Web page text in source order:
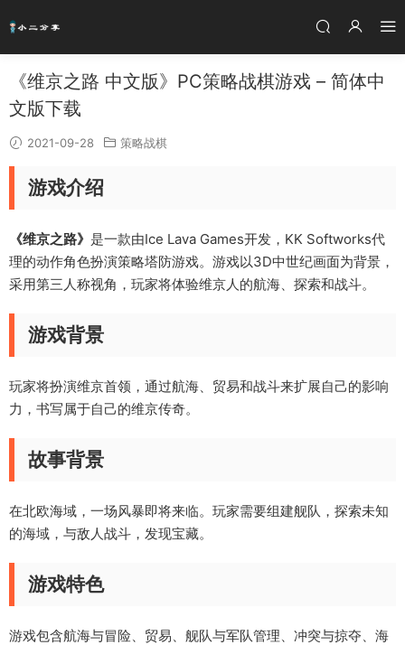
《维京之路 中文版》PC策略战棋游戏 – 简体中
文版下载
2021-09-28 策略战棋
游戏介绍
《维京之路》 是一款由Ice Lava Games开发，KK Softworks代
理的动作角色扮演策略塔防游戏。游戏以3D中世纪画面为背景，
采用第三人称视角，玩家将体验维京人的航海、探索和战斗。
游戏背景
玩家将扮演维京首领，通过航海、贸易和战斗来扩展自己的影响
力，书写属于自己的维京传奇。
故事背景
在北欧海域，一场风暴即将来临。玩家需要组建舰队，探索未知
的海域，与敌人战斗，发现宝藏。
游戏特色
游戏包含航海与冒险、贸易、舰队与军队管理、冲突与掠夺、海